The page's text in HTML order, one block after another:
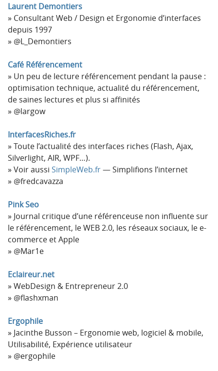
Laurent Demontiers
Consultant Web / Design et Ergonomie d’interfaces
depuis 1997
@L_Demontiers
Café Référencement
Un peu de lecture référencement pendant la pause :
optimisation technique, actualité du référencement,
de saines lectures et plus si affinités
@largow
InterfacesRiches.fr
Toute l’actualité des interfaces riches (Flash, Ajax,
Silverlight, AIR, WPF…).
Voir aussi SimpleWeb.fr— Simplifions l’internet
@fredcavazza
Pink Seo
Journal critique d’une référenceuse non influente sur
le référencement, le WEB 2.0, les réseaux sociaux, le e-
commerce et Apple
@Mar1e
Eclaireur.net
WebDesign & Entrepreneur 2.0
@flashxman
Ergophile
Jacinthe Busson – Ergonomie web, logiciel & mobile,
Utilisabilité, Expérience utilisateur
@ergophile